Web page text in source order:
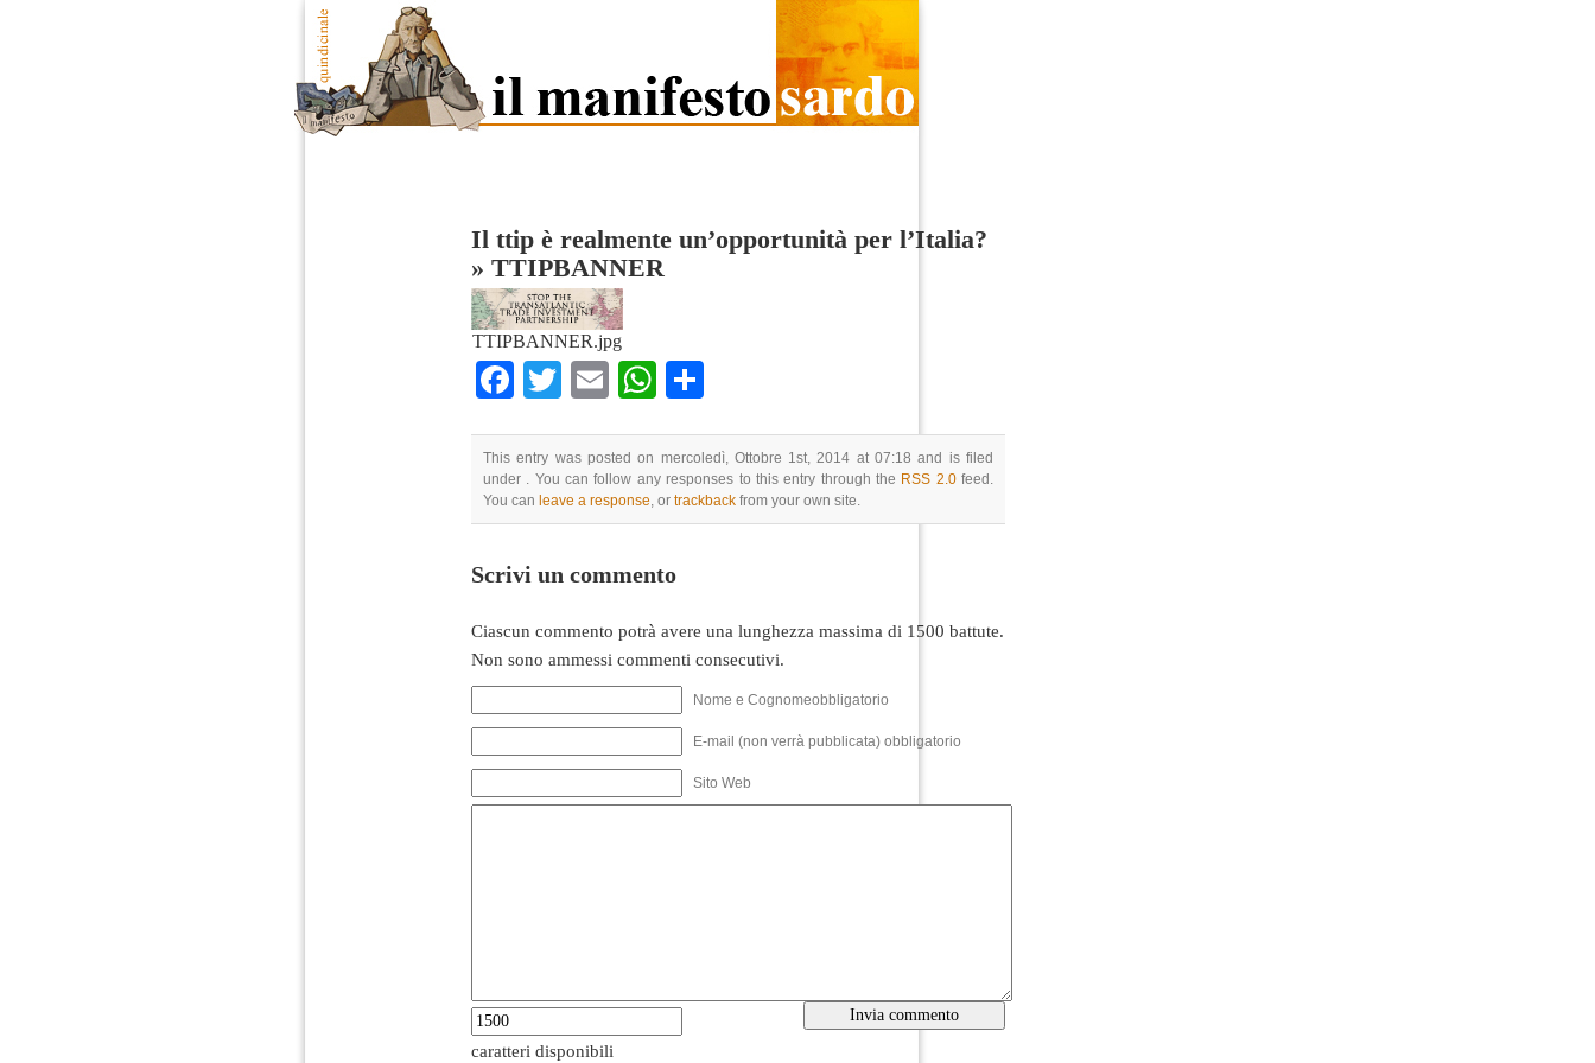
Il ttip è realmente un’opportunità per l’Italia?
» TTIPBANNER
TTIPBANNER.jpg
Facebook
TwitterEmailWhatsApp
This entry was posted on mercoledì, Ottobre 1st, 2014 at 07:18 and is filed
under . You can follow any responses to this entry through the RSS 2.0feed.
You can leave a response , or trackback from your own site.
Scrivi un commento
Ciascun commento potrà avere una lunghezza massima di 1500 battute.
Non sono ammessi commenti consecutivi.
Nome e Cognomeobbligatorio
E-mail (non verrà pubblicata) obbligatorio
Sito Web
caratteri disponibili